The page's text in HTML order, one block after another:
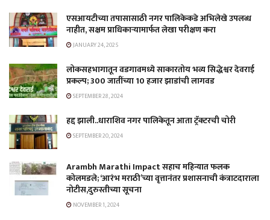
एसआयटीच्या तपासासाठी नगर पालिकेकडे अभिलेखे उपलब्ध
नाहीत, सक्षम प्राधिकाऱ्यामार्फत लेखा परीक्षण करा
JANUARY 24, 2025
लोकसहभागातून वडगावमध्ये साकारतोय भव्य सिद्धेश्वर देवराई
प्रकल्प; 300 जातींच्या 10 हजार झाडांची लागवड
SEPTEMBER 28, 2024
हद्द झाली..धाराशिव नगर पालिकेतून आता ट्रॅक्टरची चोरी
SEPTEMBER 20, 2024
Arambh Marathi Impact सहाच महिन्यात फलक
कोलमडले; ‘आरंभ मराठी’च्या वृत्तानंतर प्रशासनाची कंत्राटदाराला
नोटीस,दुरुस्तीच्या सूचना
NOVEMBER 1, 2024